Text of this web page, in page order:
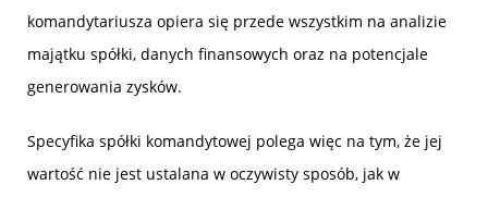
komandytariusza opiera się przede wszystkim na analizie
majątku spółki, danych finansowych oraz na potencjale
generowania zysków.
Specyfika spółki komandytowej polega więc na tym, że jej
wartość nie jest ustalana w oczywisty sposób, jak w